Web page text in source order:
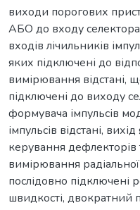
виходи порогових
АБО до входу
входів лічильників
яких підключені до
вимірювання відстані,
підключені до виходу
формувача імпульсів
імпульсів відстані,
керування
вимірювання
послідовно
швидкості, двократний